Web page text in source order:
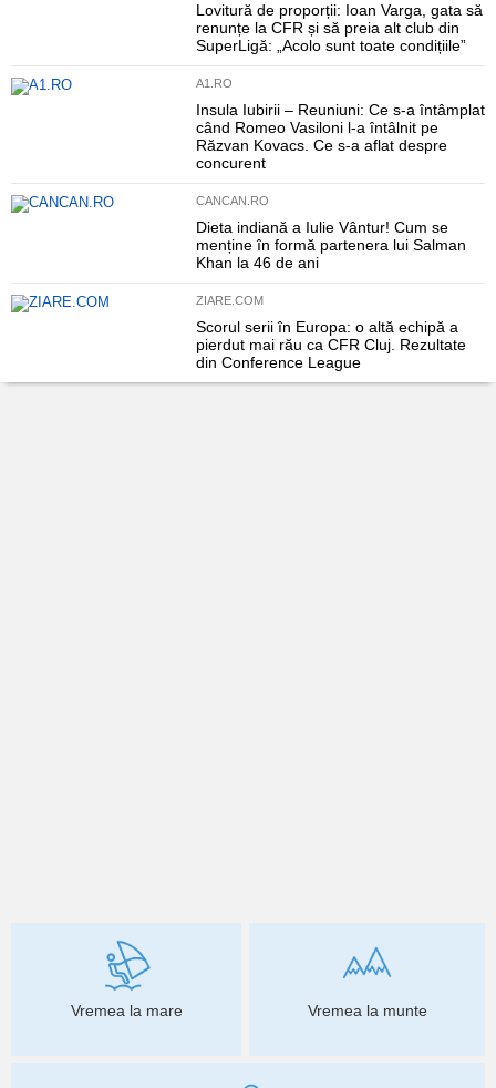
Lovitură de proporții: Ioan Varga, gata să
renunțe la CFR și să preia alt club din
SuperLigă: „Acolo sunt toate condițiile”
A1.RO
Insula Iubirii – Reuniuni: Ce s-a întâmplat
când Romeo Vasiloni l-a întâlnit pe
Răzvan Kovacs. Ce s-a aflat despre
concurent
CANCAN.RO
Dieta indiană a Iulie Vântur! Cum se
menține în formă partenera lui Salman
Khan la 46 de ani
ZIARE.COM
Scorul serii în Europa: o altă echipă a
pierdut mai rău ca CFR Cluj. Rezultate
din Conference League
Vremea la mare Vremea la munte